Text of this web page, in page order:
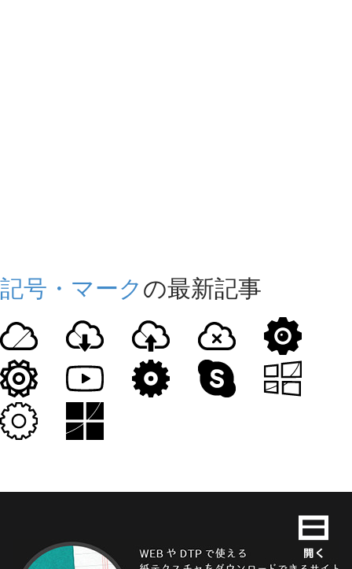
記号・マーク の最新記事